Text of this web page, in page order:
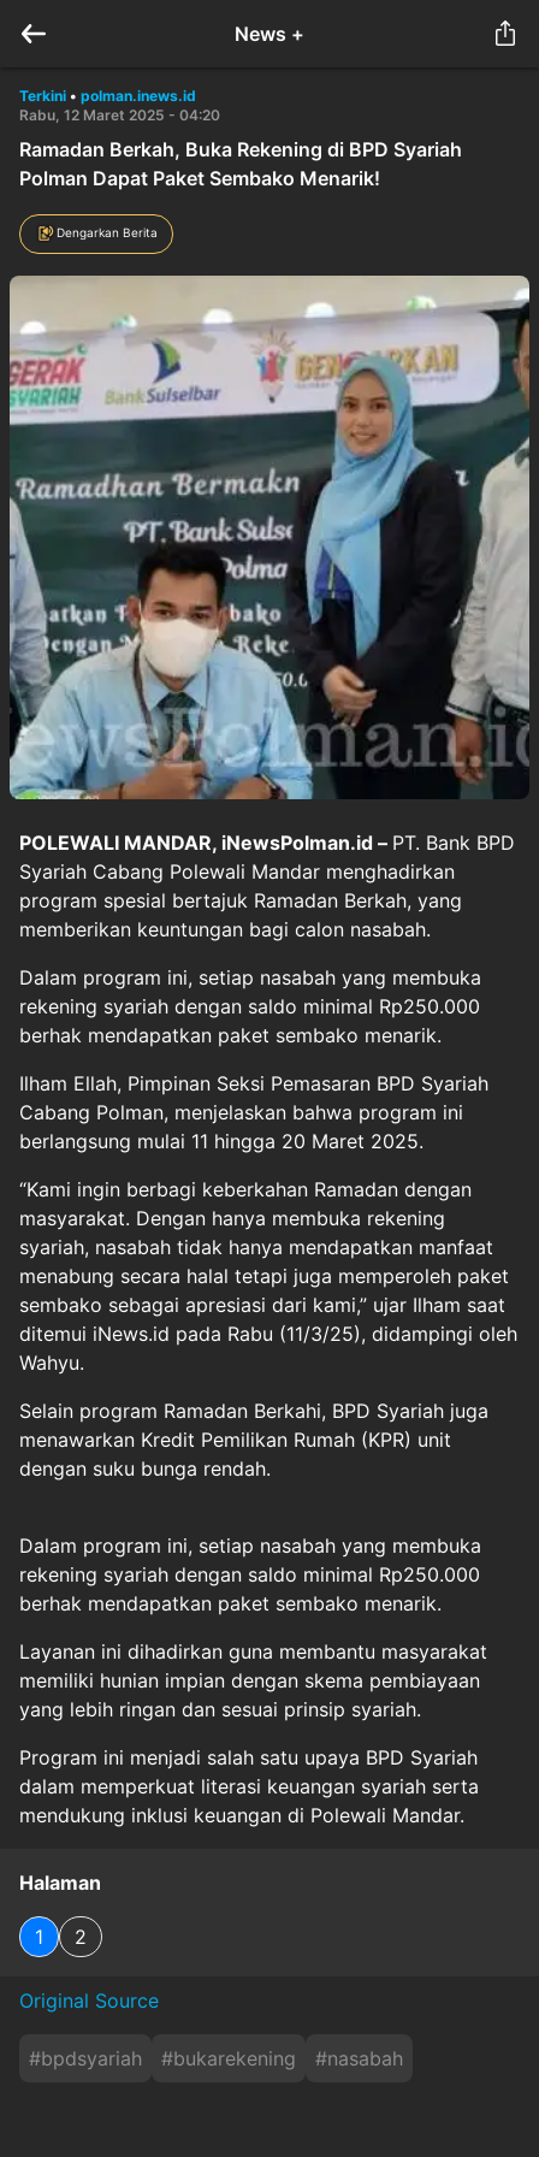
News +
Terkini • polman.inews.id
Rabu, 12 Maret 2025 - 04:20
Ramadan Berkah, Buka Rekening di BPD Syariah
Polman Dapat Paket Sembako Menarik!
Dengarkan Berita
POLEWALI MANDAR, iNewsPolman.id – PT. Bank BPD
Syariah Cabang Polewali Mandar menghadirkan
program spesial bertajuk Ramadan Berkah, yang
memberikan keuntungan bagi calon nasabah.
Dalam program ini, setiap nasabah yang membuka
rekening syariah dengan saldo minimal Rp250.000
berhak mendapatkan paket sembako menarik.
Ilham Ellah, Pimpinan Seksi Pemasaran BPD Syariah
Cabang Polman, menjelaskan bahwa program ini
berlangsung mulai 11 hingga 20 Maret 2025.
“Kami ingin berbagi keberkahan Ramadan dengan
masyarakat. Dengan hanya membuka rekening
syariah, nasabah tidak hanya mendapatkan manfaat
menabung secara halal tetapi juga memperoleh paket
sembako sebagai apresiasi dari kami,” ujar Ilham saat
ditemui iNews.id pada Rabu (11/3/25), didampingi oleh
Wahyu.
Selain program Ramadan Berkahi, BPD Syariah juga
menawarkan Kredit Pemilikan Rumah (KPR) unit
dengan suku bunga rendah.
Dalam program ini, setiap nasabah yang membuka
rekening syariah dengan saldo minimal Rp250.000
berhak mendapatkan paket sembako menarik.
Layanan ini dihadirkan guna membantu masyarakat
memiliki hunian impian dengan skema pembiayaan
yang lebih ringan dan sesuai prinsip syariah.
Program ini menjadi salah satu upaya BPD Syariah
dalam memperkuat literasi keuangan syariah serta
mendukung inklusi keuangan di Polewali Mandar.
Halaman
1 2
Original Source
#bpdsyariah #bukarekening #nasabah